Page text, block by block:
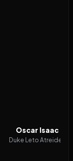
Oscar Isaac
Duke Leto Atreides